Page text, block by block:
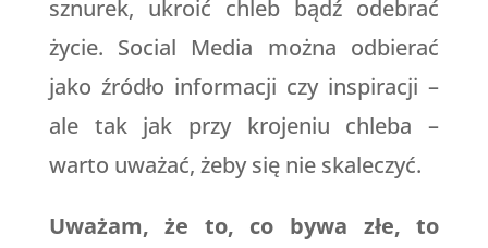
sznurek, ukroić chleb bądź odebrać
życie. Social Media można odbierać
jako źródło informacji czy inspiracji –
ale tak jak przy krojeniu chleba –
warto uważać, żeby się nie skaleczyć.
Uważam, że to, co bywa złe, to